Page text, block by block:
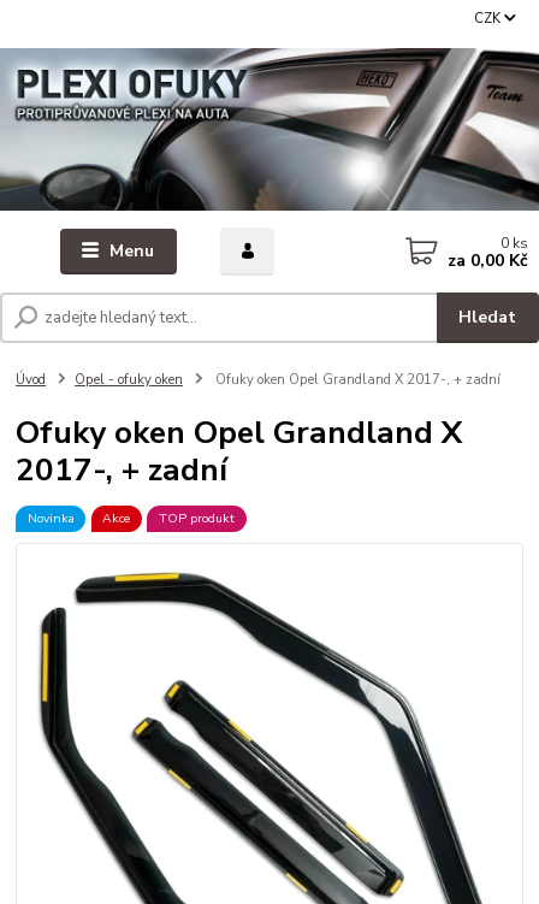
Menu
CZK
Hledat
0 ks
za 0,00 Kč
Úvod Opel - ofuky oken Ofuky oken Opel Grandland X 2017-, + zadní
Ofuky oken Opel Grandland X
2017-, + zadní
Novinka Akce TOP produkt